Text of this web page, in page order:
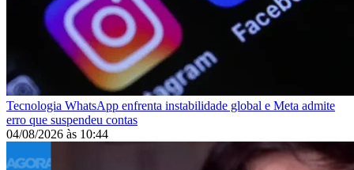
Tecnologia WhatsApp enfrenta instabilidade global e Meta admite
erro que suspendeu contas
04/08/2026 às 10:44